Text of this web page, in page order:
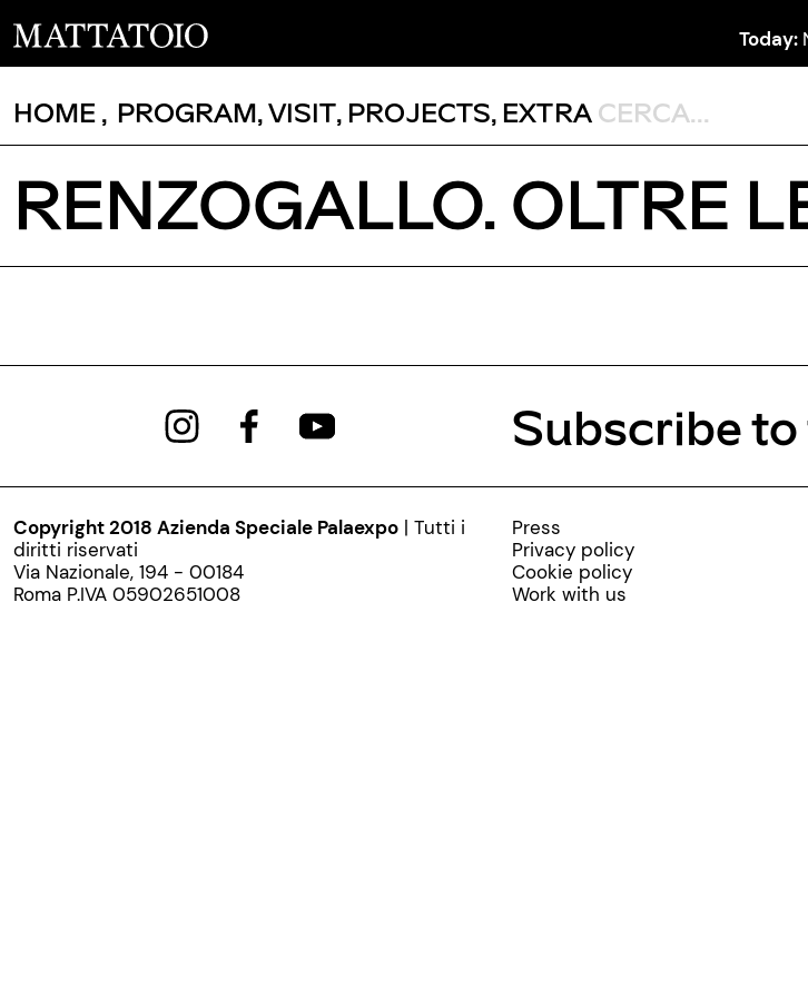
Today:
HOME , PROGRAM,VISIT, PROJECTS, EXTRA
RENZOGALLO. OLTRE
Subscribe
Copyright 2018 Azienda Speciale Palaexpo | Tutti i
diritti riservati
Via Nazionale, 194 - 00184
Roma P.IVA 05902651008
Press
Privacy policy
Cookie policy
Work with us